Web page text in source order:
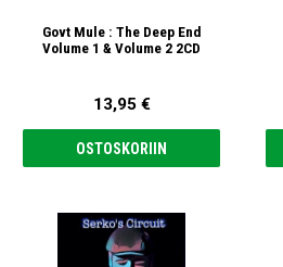
Govt Mule : The Deep End
Volume 1 & Volume 2 2CD
13,95 €
OSTOSKORIIN